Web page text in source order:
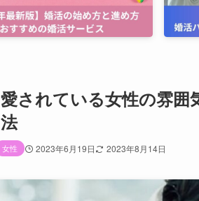
愛されている女性の雰囲
法
女性 2023年6月19日 2023年8月14日